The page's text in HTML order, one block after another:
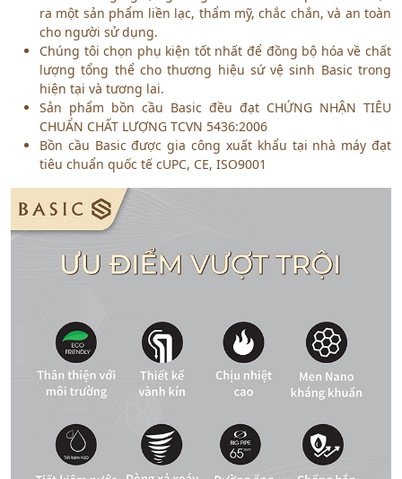
ra một sản phẩm liền lạc, thẩm mỹ, chắc chắn, và an toàn
cho người sử dụng.
Chúng tôi chọn phụ kiện tốt nhất để đồng bộ hóa về chất
lượng tổng thể cho thương hiệu sứ vệ sinh Basic trong
hiện tại và tương lai.
Sản phẩm bồn cầu Basic đều đạt CHỨNG NHẬN TIÊU
CHUẨN CHẤT LƯỢNG TCVN 5436:2006
Bồn cầu Basic được gia công xuất khẩu tại nhà máy đạt
tiêu chuẩn quốc tế cUPC, CE, ISO9001